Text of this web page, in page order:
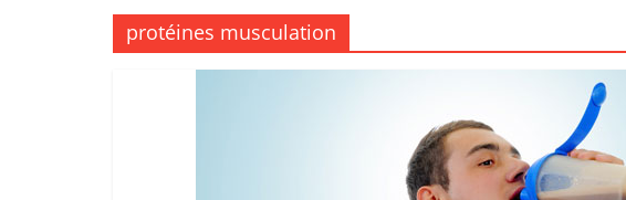
protéines musculation